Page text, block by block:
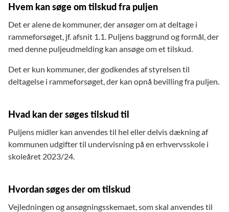
Hvem kan søge om tilskud fra puljen
Det er alene de kommuner, der ansøger om at deltage i
rammeforsøget, jf. afsnit 1.1. Puljens baggrund og formål, der
med denne puljeudmelding kan ansøge om et tilskud.
Det er kun kommuner, der godkendes af styrelsen til
deltagelse i rammeforsøget, der kan opnå bevilling fra puljen.
Hvad kan der søges tilskud til
Puljens midler kan anvendes til hel eller delvis dækning af
kommunen udgifter til undervisning på en erhvervsskole i
skoleåret 2023/24.
Hvordan søges der om tilskud
Vejledningen og ansøgningsskemaet, som skal anvendes til